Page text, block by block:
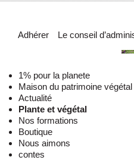
Adhérer Le conseil
1% pour la planete
Maison du patrimoine végétal
Actualité
Plante et végétal
Nos formations
Boutique
Nous aimons
contes